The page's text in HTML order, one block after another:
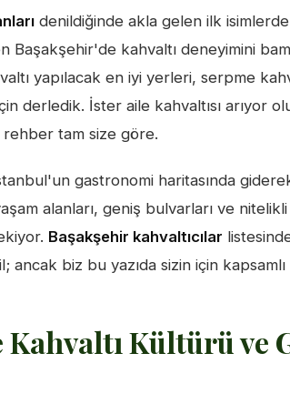
denildiğinde akla gelen ilk
Başakşehir'de kahvaltı deneyimini
yapılacak en iyi yerleri, serpme
derledik. İster aile kahvaltısı arıyor
tam size göre.
gastronomi haritasında
alanları, geniş bulvarları ve
Başakşehir kahvaltıcılar
ancak biz bu yazıda sizin için
Kahvaltı Kültürü ve